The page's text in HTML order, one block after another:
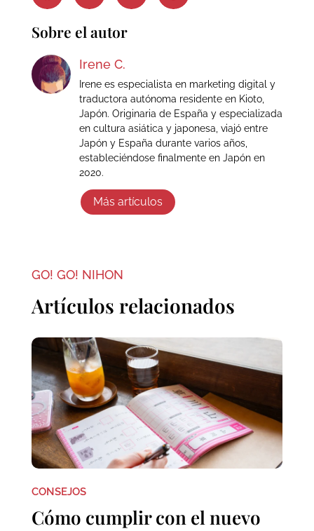
Sobre el autor
Irene C.
Irene es especialista en marketing digital y
traductora autónoma residente en Kioto,
Japón. Originaria de España y especializada
en cultura asiática y japonesa, viajó entre
Japón y España durante varios años,
estableciéndose finalmente en Japón en
2020.
Más artículos
GO! GO! NIHON
Artículos relacionados
CONSEJOS
Cómo cumplir con el nuevo